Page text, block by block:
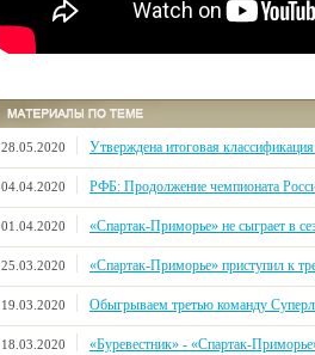
28.05.2020 Утверждена итоговая
04.04.2020 РФБ: Продолжение чемпионата
01.04.2020 «Спартак-Приморье» не сыграет в
25.03.2020 «Спартак-Приморье» приступил к
19.03.2020 Обыгрываем третью команду
18.03.2020 «Буревестник» - «Спартак-